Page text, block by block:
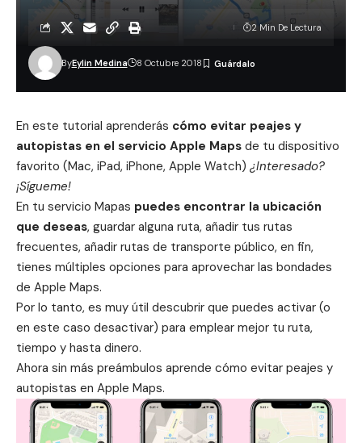
ByEylin Medina 8 Octubre 2018
2 Min De Lectura
En este tutorial aprenderás cómo evitar peajes y
autopistas en el servicio Apple Maps de tu dispositivo
favorito (Mac, iPad, iPhone, Apple Watch) ¿Interesado?
¡Sígueme!
En tu servicio Mapas puedes encontrar la ubicación
que deseas, guardar alguna ruta, añadir tus rutas
frecuentes, añadir rutas de transporte público, en fin,
tienes múltiples opciones para aprovechar las bondades
de Apple Maps.
Por lo tanto, es muy útil descubrir que puedes activar (o
en este caso desactivar) para emplear mejor tu ruta,
tiempo y hasta dinero.
Ahora sin más preámbulos aprende cómo evitar peajes y
autopistas en Apple Maps.